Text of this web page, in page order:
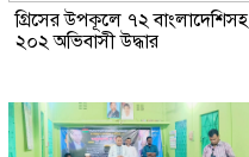
গ্রিসের উপকূলে ৭২ বাংলাদেশিসহ
২০২ অভিবাসী উদ্ধার